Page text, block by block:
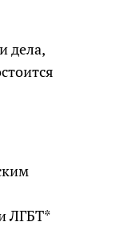
дела,
ЛГБТ*